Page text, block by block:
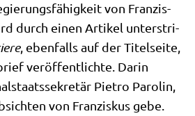
von Fran­zis­
durch einen Arti­kel unter­stri­
, eben­falls auf der Titel­sei­te,
ver­öf­fent­lich­te. Dar­in
Pie­tro Paro­lin,
von Fran­zis­kus gebe.